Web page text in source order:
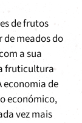
de frutos
meados do
a sua
fruticultura
economia de
económico,
vez mais